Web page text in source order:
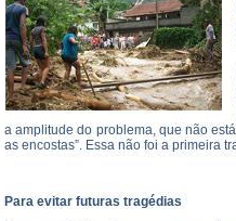
a amplitude do problema, que não
as encostas”. Essa não foi a primeira
Para evitar futuras tragédias